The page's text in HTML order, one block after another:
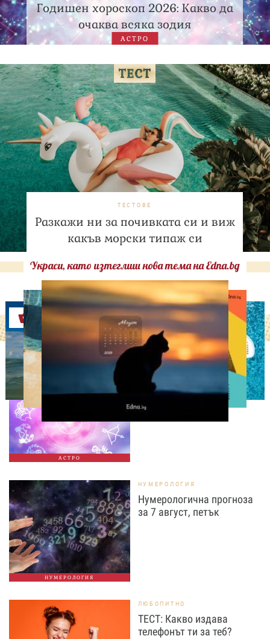
Годишен хороскоп 2026: Какво да
очаква всяка зодия
АСТРО
ТЕСТОВЕ
Разкажи ни за почивката си и виж
какъв морски типаж си
Украси, като изтеглиш нова тема на Edna.bg
Оферти
АСТРО
АСТРОЛОГИЯ
Дневен хороскоп за 7
август, петък
НУМЕРОЛОГИЯ
НУМЕРОЛОГИЯ
Нумерологична прогноза
за 7 август, петък
ЛЮБОПИТНО
ТЕСТ: Какво издава
телефонът ти за теб?